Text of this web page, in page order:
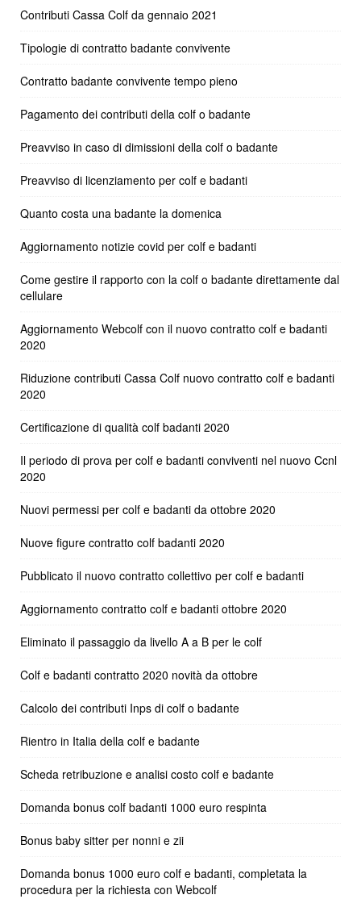
Contributi Cassa Colf da gennaio 2021
Tipologie di contratto badante convivente
Contratto badante convivente tempo pieno
Pagamento dei contributi della colf o badante
Preavviso in caso di dimissioni della colf o badante
Preavviso di licenziamento per colf e badanti
Quanto costa una badante la domenica
Aggiornamento notizie covid per colf e badanti
Come gestire il rapporto con la colf o badante direttamente dal
cellulare
Aggiornamento Webcolf con il nuovo contratto colf e badanti
2020
Riduzione contributi Cassa Colf nuovo contratto colf e badanti
2020
Certificazione di qualità colf badanti 2020
Il periodo di prova per colf e badanti conviventi nel nuovo Ccnl
2020
Nuovi permessi per colf e badanti da ottobre 2020
Nuove figure contratto colf badanti 2020
Pubblicato il nuovo contratto collettivo per colf e badanti
Aggiornamento contratto colf e badanti ottobre 2020
Eliminato il passaggio da livello A a B per le colf
Colf e badanti contratto 2020 novità da ottobre
Calcolo dei contributi Inps di colf o badante
Rientro in Italia della colf e badante
Scheda retribuzione e analisi costo colf e badante
Domanda bonus colf badanti 1000 euro respinta
Bonus baby sitter per nonni e zii
Domanda bonus 1000 euro colf e badanti, completata la
procedura per la richiesta con Webcolf